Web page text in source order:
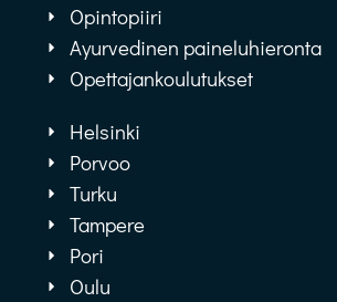
Opintopiiri
Ayurvedinen paineluhieronta
Opettajankoulutukset
Helsinki
Porvoo
Turku
Tampere
Pori
Oulu